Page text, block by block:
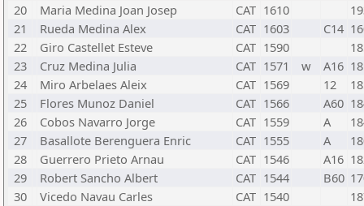
20
Maria Medina Joan Josep CAT 1610
21
Rueda Medina Alex CAT 1603 C14
22
Giro Castellet Esteve CAT 1590
23
Cruz Medina Julia CAT 1571 w A16
24
Miro Arbelaes Aleix CAT 1569 12
25
Flores Munoz Daniel CAT 1566 A60
26
Cobos Navarro Jorge CAT 1559 A
27
Basallote Berenguera Enric CAT 1555 A
28
Guerrero Prieto Arnau CAT 1546 A16
29
Robert Sancho Albert CAT 1544 B60
30
Vicedo Navau Carles CAT 1540